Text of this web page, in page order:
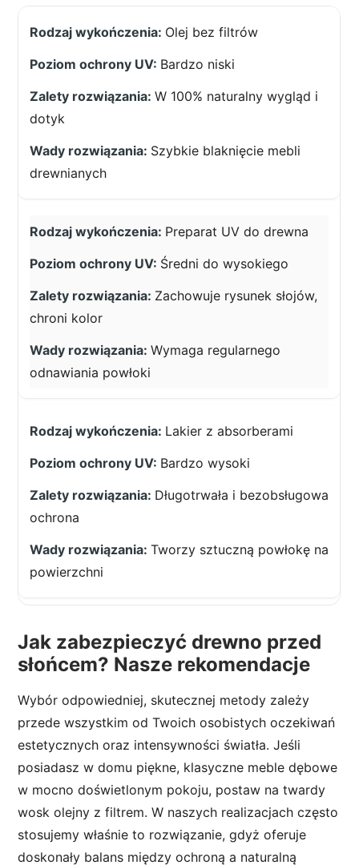
Olej bez filtrów
Bardzo niski
W 100% naturalny wygląd i
dotyk
Szybkie blaknięcie mebli
drewnianych
Preparat UV do drewna
Średni do wysokiego
Zachowuje rysunek słojów,
chroni kolor
Wymaga regularnego
odnawiania powłoki
Lakier z absorberami
Bardzo wysoki
Długotrwała i bezobsługowa
ochrona
Tworzy sztuczną powłokę na
powierzchni
Jak zabezpieczyć drewno przed
słońcem? Nasze rekomendacje
Wybór odpowiedniej, skutecznej metody zależy
przede wszystkim od Twoich osobistych oczekiwań
estetycznych oraz intensywności światła. Jeśli
posiadasz w domu piękne, klasyczne meble dębowe
w mocno doświetlonym pokoju, postaw na twardy
wosk olejny z filtrem. W naszych realizacjach często
stosujemy właśnie to rozwiązanie, gdyż oferuje
doskonały balans między ochroną a naturalną